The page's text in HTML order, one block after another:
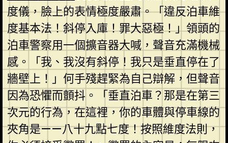
度儀，臉上的表情極度嚴肅。「違反泊車維
度基本法！斜停入庫！罪大惡極！」領頭的
泊車警察用一個擴音器大喊，聲音充滿機械
感。「我、我沒有斜停！我只是垂直停在了
牆壁上！」何手殘趕緊為自己辯解，但聲音
因為恐懼而顫抖。「垂直泊車？那是在第三
次元的行為，在這裡，你的車體與停車線的
夾角是——八十九點七度！按照維度法則，